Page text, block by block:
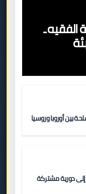
الفقيه ـ
بين أوروبا وروسيا
إلى دورية مشتركة